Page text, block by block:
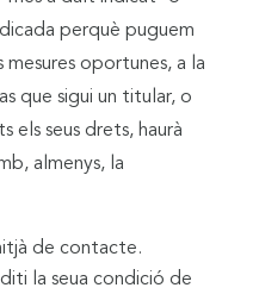
perquè puguem
oportunes, a la
que sigui un titular, o
els seus drets, haurà
almenys, la
de contacte.
la seua condició de